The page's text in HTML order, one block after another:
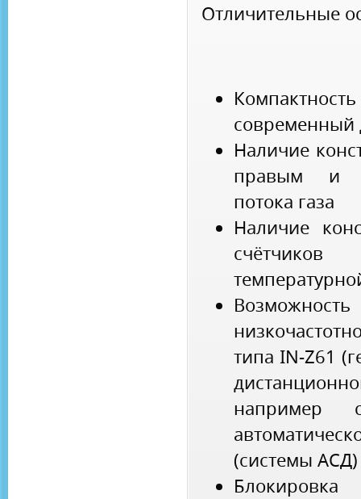
Отличительные
современный
Наличие
правым и
потока газа
Наличие
типа IN-Z61
например
(системы АСД)